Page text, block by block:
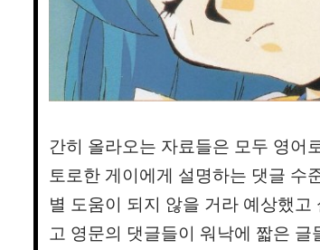
간히 올라오는 자료들은 모두 영어
토로한 게이에게 설명하는 댓글 수
별 도움이 되지 않을 거라 예상했
고 영문의 댓글들이 워낙에 짧은